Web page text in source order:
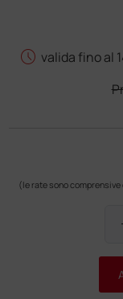
schedule valida fino al
(le rate sono comprensive